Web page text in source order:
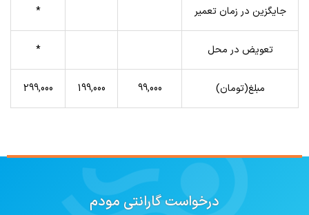
جایگزین در زمان تعمیر *
تعویض در محل *
مبلغ(تومان) 99,000
199,000
299,000
درخواست گارانتی مودم